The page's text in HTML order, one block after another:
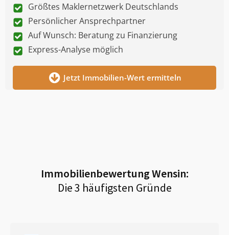
Größtes Maklernetzwerk Deutschlands
Persönlicher Ansprechpartner
Auf Wunsch: Beratung zu Finanzierung
Express-Analyse möglich
Jetzt Immobilien-Wert ermitteln
ImmobilienbewertungWensin:
Die 3 häufigsten Gründe